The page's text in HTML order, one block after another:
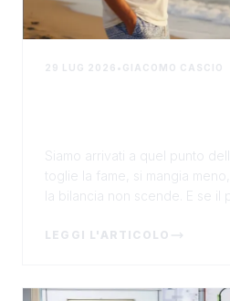
29 LUG 2026 • GIACOMO CASCIO
Siamo arrivati a quel punto
toglie la fame, si mangia
la bilancia non scende. E se il
LEGGI L'ARTICOLO